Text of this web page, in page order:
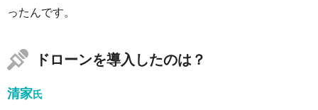
ったんです。
ドローンを導入したのは？
清家氏